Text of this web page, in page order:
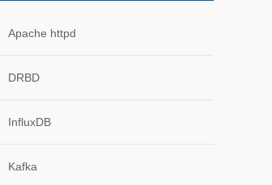
Apache httpd
DRBD
InfluxDB
Kafka